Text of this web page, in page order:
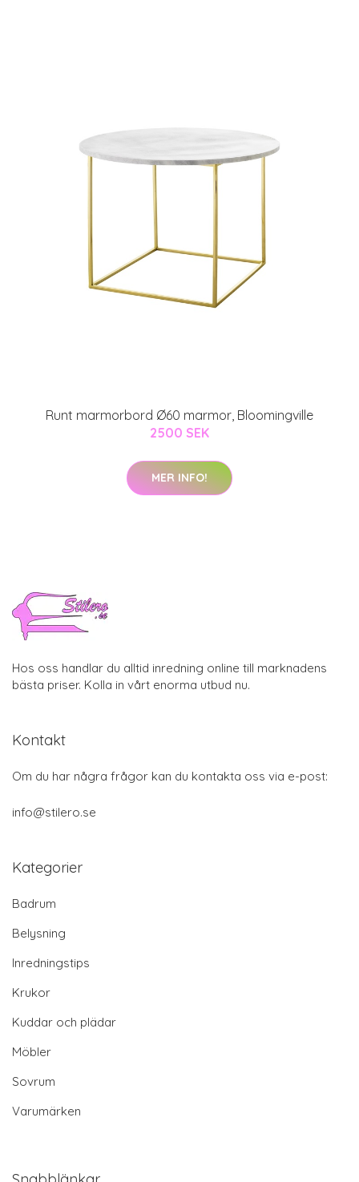
Runt marmorbord Ø60 marmor, Bloomingville
2500 SEK
MER INFO!
Hos oss handlar du alltid inredning online till marknadens
bästa priser. Kolla in vårt enorma utbud nu.
Kontakt
Om du har några frågor kan du kontakta oss via e-post:
info@stilero.se
Kategorier
Badrum
Belysning
Inredningstips
Krukor
Kuddar och plädar
Möbler
Sovrum
Varumärken